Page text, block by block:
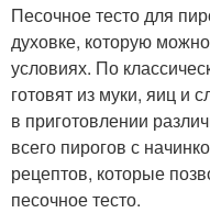
Песочное тесто для
духовке, которую
условиях. По
готовят из муки, яиц и
в приготовлении
всего пирогов с
рецептов, которые
песочное тесто.